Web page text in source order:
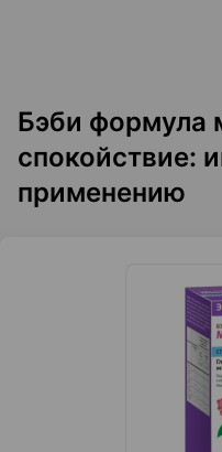
Бэби формула
спокойствие:
применению